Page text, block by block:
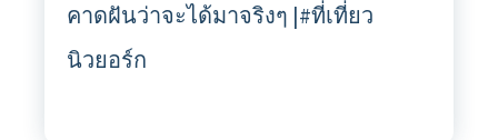
คาดฝันว่าจะได้มาจริงๆ |#ที่เที่ยว
นิวยอร์ก